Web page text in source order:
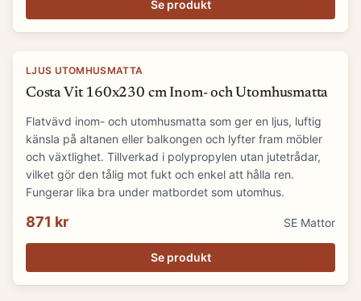
Se produkt
LJUS UTOMHUSMATTA
Costa Vit 160x230 cm Inom- och Utomhusmatta
Flatvävd inom- och utomhusmatta som ger en ljus, luftig
känsla på altanen eller balkongen och lyfter fram möbler
och växtlighet. Tillverkad i polypropylen utan jutetrådar,
vilket gör den tålig mot fukt och enkel att hålla ren.
Fungerar lika bra under matbordet som utomhus.
871 kr SE Mattor
Se produkt